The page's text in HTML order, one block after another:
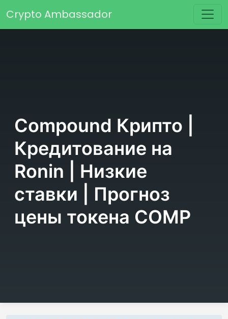
Основная навигация
Crypto Ambassador
Compound Крипто |
Кредитование на
Ronin | Низкие
ставки | Прогноз
цены токена COMP